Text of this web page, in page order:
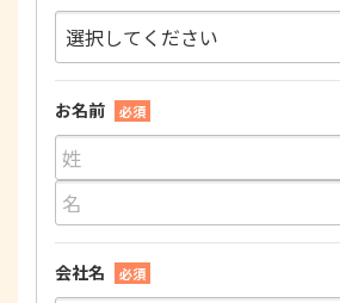
お名前 必須
会社名 必須